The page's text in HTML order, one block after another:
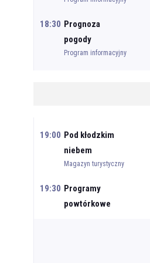
18:30 Prognoza
pogody
Program informacyjny
19:00 Pod kłodzkim
niebem
Magazyn turystyczny
19:30 Programy
powtórkowe